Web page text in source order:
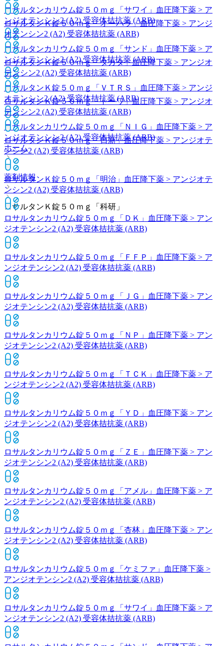
ロサルタンカリウム錠５０ｍｇ「サワイ」
血圧降下薬 > ア
ンジオテンシン2 (A2) 受容体拮抗薬 (ARB)
ロサルタンカリウム錠５０ｍｇ「サンド」
血圧降下薬 > ア
ンジオテンシン2 (A2) 受容体拮抗薬 (ARB)
ロサルタンＫ錠５０ｍｇ「ＶＴＲＳ」
血圧降下薬 > アンジ
オテンシン2 (A2) 受容体拮抗薬 (ARB)
ロサルタンカリウム錠５０ｍｇ「ＮＩＧ」
血圧降下薬 > ア
ンジオテンシン2 (A2) 受容体拮抗薬 (ARB)
ホーム
薬剤情報
ロサルタンＫ錠５０ｍｇ「科研」
ロサルタンＫ錠５０ｍｇ「オーハラ」血圧降下薬 > アンジ
オテンシン2 (A2) 受容体拮抗薬 (ARB)
ロサルタンＫ錠５０ｍｇ「タカタ」血圧降下薬 > アンジオ
テンシン2 (A2) 受容体拮抗薬 (ARB)
ロサルタンＫ錠５０ｍｇ「トーワ」血圧降下薬 > アンジオ
テンシン2 (A2) 受容体拮抗薬 (ARB)
ロサルタンＫ錠５０ｍｇ「日新」血圧降下薬 > アンジオテ
ンシン2 (A2) 受容体拮抗薬 (ARB)
ロサルタンＫ錠５０ｍｇ「明治」
血圧降下薬 > アンジオテ
ンシン2 (A2) 受容体拮抗薬 (ARB)
ロサルタンカリウム錠５０ｍｇ「ＤＫ」
血圧降下薬 > アン
ジオテンシン2 (A2) 受容体拮抗薬 (ARB)
ロサルタンカリウム錠５０ｍｇ「ＦＦＰ」
血圧降下薬 > ア
ンジオテンシン2 (A2) 受容体拮抗薬 (ARB)
ロサルタンカリウム錠５０ｍｇ「ＪＧ」
血圧降下薬 > アン
ジオテンシン2 (A2) 受容体拮抗薬 (ARB)
ロサルタンカリウム錠５０ｍｇ「ＮＰ」
血圧降下薬 > アン
ジオテンシン2 (A2) 受容体拮抗薬 (ARB)
ロサルタンカリウム錠５０ｍｇ「ＴＣＫ」
血圧降下薬 > ア
ンジオテンシン2 (A2) 受容体拮抗薬 (ARB)
ロサルタンカリウム錠５０ｍｇ「ＹＤ」
血圧降下薬 > アン
ジオテンシン2 (A2) 受容体拮抗薬 (ARB)
ロサルタンカリウム錠５０ｍｇ「ＺＥ」
血圧降下薬 > アン
ジオテンシン2 (A2) 受容体拮抗薬 (ARB)
ロサルタンカリウム錠５０ｍｇ「アメル」
血圧降下薬 > ア
ンジオテンシン2 (A2) 受容体拮抗薬 (ARB)
ロサルタンカリウム錠５０ｍｇ「杏林」
血圧降下薬 > アン
ジオテンシン2 (A2) 受容体拮抗薬 (ARB)
ロサルタンカリウム錠５０ｍｇ「ケミファ」
血圧降下薬 >
アンジオテンシン2 (A2) 受容体拮抗薬 (ARB)
ロサルタンカリウム錠５０ｍｇ「サワイ」
血圧降下薬 > ア
ンジオテンシン2 (A2) 受容体拮抗薬 (ARB)